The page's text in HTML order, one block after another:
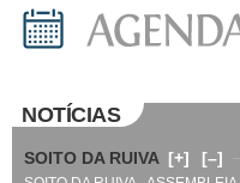
NOTÍCIAS
SOITO DA RUIVA [+] [–]